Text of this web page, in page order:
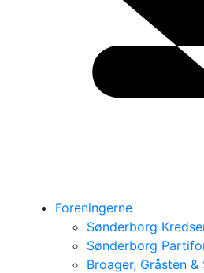
Foreningerne
Sønderborg
Sønderborg
Broager, Gråsten &